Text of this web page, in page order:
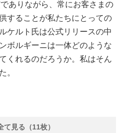
ありながら、常にお客さまの
することが私たちにとっての
ケルト氏は公式リリースの中
ボルギーニは一体どのような
くれるのだろうか。私はそん
。
て見る（11枚）